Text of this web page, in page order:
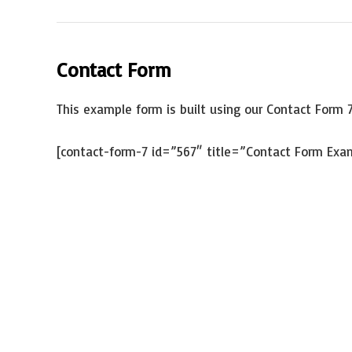
Contact Form
This example form is built using our Contact Form
[contact-form-7 id=”567″ title=”Contact Form